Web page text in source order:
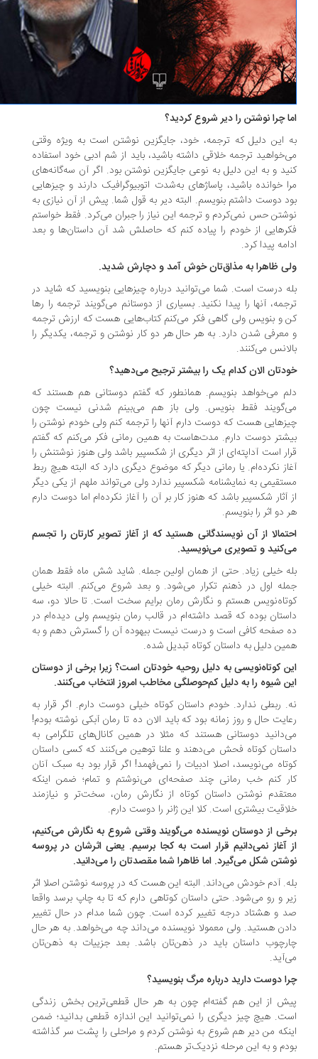
چرا نوشتن را دیر شروع کردید؟
این دلیل که ترجمه، خود، جایگزین نوشتن است به ویژه وقتی
ترجمه خلاقی داشته باشید، باید از شم ادبی خود استفاده
و به این دلیل به نوعی جایگزین نوشتن بود. اگر آن سه‌گانه‌های
خوانده باشید، پاساژهای به‌شدت اتوبیوگرافیک دارند و چیزهایی
دوست داشتم بنویسم. البته دیر به قول شما. پیش از آن نیازی به
حس نمی‌کردم و ترجمه این نیاز را جبران می‌کرد. فقط خواستم
از خودم را پیاده کنم که حاصلش شد آن داستان‌ها و بعد
پیدا کرد.
ظاهرا به مذاق‌تان خوش آمد و دچارش شدید.
درست است. شما می‌توانید درباره چیزهایی بنویسید که شاید در
آنها را پیدا نکنید. بسیاری از دوستانم می‌گویند ترجمه را رها
و بنویس ولی گاهی فکر می‌کنم کتاب‌هایی هست که ارزش ترجمه
شدن دارد. به هر حال هر دو کار نوشتن و ترجمه، یکدیگر را
می‌کنند.
الان کدام یک را بیشتر ترجیح می‌دهید؟
می‌خواهد بنویسم. همانطور که گفتم دوستانی هم هستند که
فقط بنویس. ولی باز هم می‌بینم شدنی نیست چون
هست که دوست دارم آنها را ترجمه کنم ولی خودم نوشتن را
دوست دارم. مدت‌هاست به همین رمانی فکر می‌کنم که گفتم
است آداپته‌ای از اثر دیگری از شکسپیر باشد ولی هنوز نوشتنش را
نکرده‌ام. یا رمانی دیگر که موضوع دیگری دارد که البته هیچ ربط
به نمایشنامه شکسپیر ندارد ولی می‌تواند ملهم از یکی دیگر
آثار شکسپیر باشد که هنوز کار بر آن را آغاز نکرده‌ام اما دوست دارم
دو اثر را بنویسم.
از آن نویسندگانی هستید که از آغاز تصویر کارتان را تجسم
و تصویری می‌نویسید.
خیلی زیاد. حتی از همان اولین جمله. شاید شش ماه فقط همان
اول در ذهنم تکرار می‌شود. و بعد شروع می‌کنم. البته خیلی
هستم و نگارش رمان برایم سخت است. تا حالا دو، سه
بوده که قصد داشته‌ام در قالب رمان بنویسم ولی دیده‌ام در
صفحه کافی است و درست نیست بیهوده آن را گسترش دهم و به
دلیل به داستان کوتاه تبدیل شده.
کوتاه‌نویسی به دلیل روحیه خودتان است؟ زیرا برخی از دوستان
شیوه را به دلیل کم‌حوصلگی مخاطب امروز انتخاب می‌کنند.
ربطی ندارد. خودم داستان کوتاه خیلی دوست دارم. اگر قرار به
حال و روز زمانه بود که باید الان ده تا رمان آبکی نوشته بودم!
دوستانی هستند که مثلا در همین کانال‌های تلگرامی به
کوتاه فحش می‌دهند و علنا توهین می‌کنند که کسی داستان
می‌نویسد، اصلا ادبیات را نمی‌فهمد! اگر قرار بود به سبک آنان
کنم خب رمانی چند صفحه‌ای می‌نوشتم و تمام؛ ضمن اینکه
نوشتن داستان کوتاه از نگارش رمان، سخت‌تر و نیازمند
بیشتری است. کلا این ژانر را دوست دارم.
از دوستان نویسنده می‌گویند وقتی شروع به نگارش می‌کنیم،
آغاز نمی‌دانیم قرار است به کجا برسیم. یعنی اثرشان در پروسه
شکل می‌گیرد. اما ظاهرا شما مقصدتان را می‌دانید.
آدم خودش می‌داند. البته این هست که در پروسه نوشتن اصلا اثر
و رو می‌شود. حتی داستان کوتاهی دارم که تا به چاپ برسد واقعا
و هشتاد درجه تغییر کرده است. چون شما مدام در حال تغییر
هستید. ولی معمولا نویسنده می‌داند چه می‌خواهد. به هر حال
داستان باید در ذهن‌تان باشد. بعد جزییات به ذهن‌تان
دوست دارید درباره مرگ بنویسید؟
از این هم گفته‌ام چون به هر حال قطعی‌ترین بخش زندگی
هیچ چیز دیگری را نمی‌توانید این اندازه قطعی بدانید؛ ضمن
من دیر هم شروع به نوشتن کردم و مراحلی را پشت سر گذاشته
و به این مرحله نزدیک‌تر هستم.